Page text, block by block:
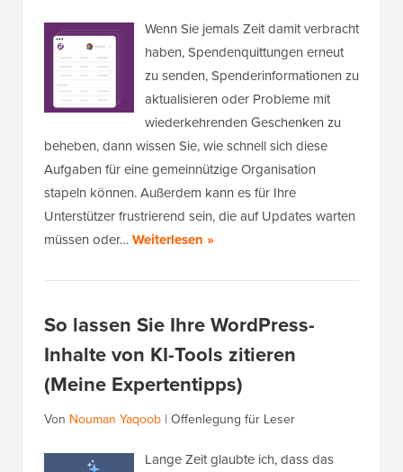
Wenn Sie jemals Zeit damit verbracht
haben, Spendenquittungen erneut
zu senden, Spenderinformationen zu
aktualisieren oder Probleme mit
wiederkehrenden Geschenken zu
beheben, dann wissen Sie, wie schnell sich diese
Aufgaben für eine gemeinnützige Organisation
stapeln können. Außerdem kann es für Ihre
Unterstützer frustrierend sein, die auf Updates warten
müssen oder…Weiterlesen »
So lassen Sie Ihre WordPress-
Inhalte von KI-Tools zitieren
(Meine Expertentipps)
Von Nouman Yaqoob | Offenlegung für Leser
Lange Zeit glaubte ich, dass das